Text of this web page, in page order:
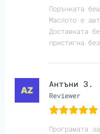
Поръчката
Маслото е
Доставката
пристигна
Антъни З.
Reviewer
Програмата